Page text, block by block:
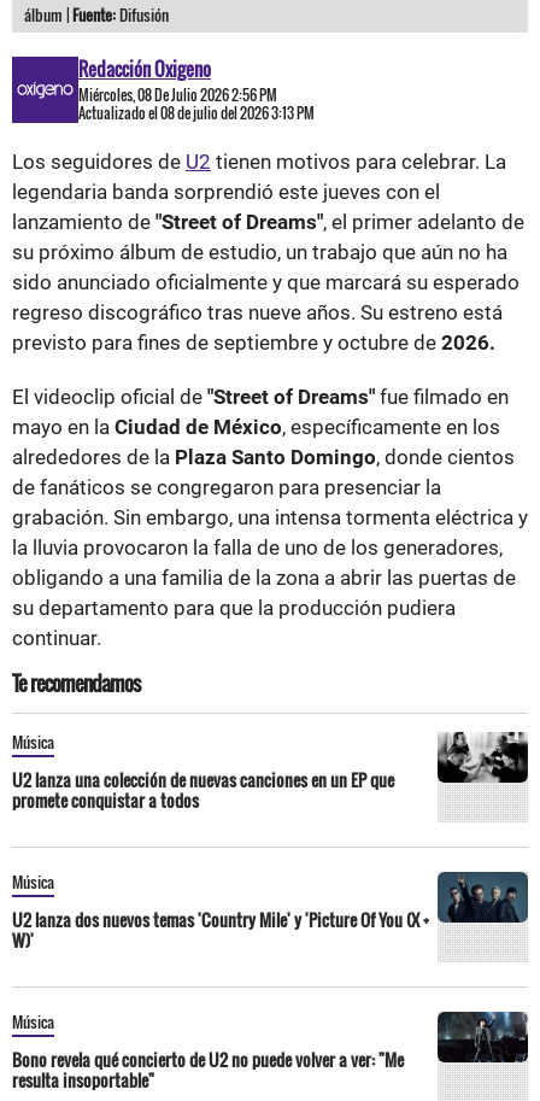
álbum |Fuente:Difusión
Redacción Oxigeno
Miércoles, 08 De Julio 2026 2:56 PM
Actualizado el 08 de julio del 2026 3:13 PM
Los seguidores de U2 tienen motivos para celebrar. La
legendaria banda sorprendió este jueves con el
lanzamiento de "Street of Dreams", el primer adelanto de
su próximo álbum de estudio, un trabajo que aún no ha
sido anunciado oficialmente y que marcará su esperado
regreso discográfico tras nueve años. Su estreno está
previsto para fines de septiembre y octubre de 2026.
El videoclip oficial de "Street of Dreams" fue filmado en
mayo en la Ciudad de México, específicamente en los
alrededores de la Plaza Santo Domingo, donde cientos
de fanáticos se congregaron para presenciar la
grabación. Sin embargo, una intensa tormenta eléctrica y
la lluvia provocaron la falla de uno de los generadores,
obligando a una familia de la zona a abrir las puertas de
su departamento para que la producción pudiera
continuar.
Te recomendamos
Música
U2 lanza una colección de nuevas canciones en un EP que
promete conquistar a todos
Música
U2 lanza dos nuevos temas 'Country Mile' y 'Picture Of You (X +
W)'
Música
Bono revela qué concierto de U2 no puede volver a ver: "Me
resulta insoportable"